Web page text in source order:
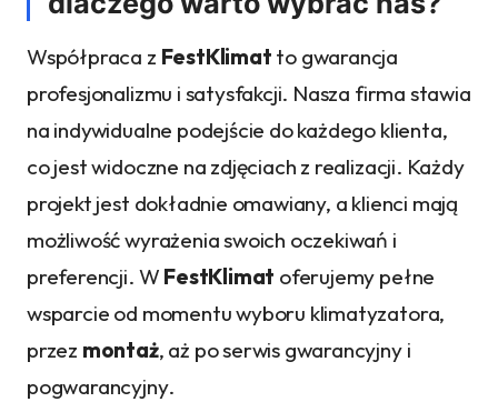
Współpraca z FestKlimat to gwarancja
profesjonalizmu i satysfakcji. Nasza firma stawia
na indywidualne podejście do każdego klienta,
co jest widoczne na zdjęciach z realizacji. Każdy
projekt jest dokładnie omawiany, a klienci mają
możliwość wyrażenia swoich oczekiwań i
preferencji. W FestKlimat oferujemy pełne
wsparcie od momentu wyboru klimatyzatora,
przez montaż, aż po serwis gwarancyjny i
pogwarancyjny.